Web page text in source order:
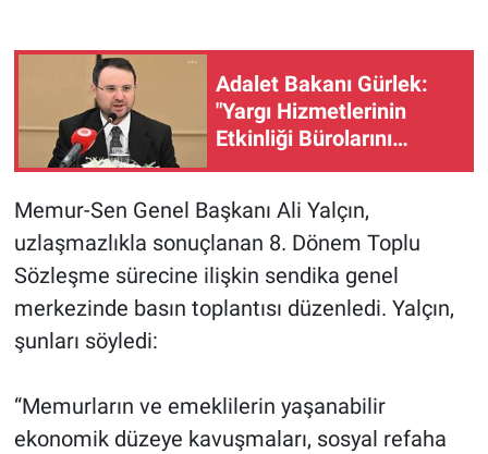
Adalet Bakanı Gürlek:
"Yargı Hizmetlerinin
Etkinliği Bürolarını
Memur-Sen Genel Başkanı Ali Yalçın,
uzlaşmazlıkla sonuçlanan 8. Dönem Toplu
Sözleşme sürecine ilişkin sendika genel
merkezinde basın toplantısı düzenledi. Yalçın,
şunları söyledi:
“Memurların ve emeklilerin yaşanabilir
ekonomik düzeye kavuşmaları, sosyal refaha
Günün görüntüsü
Haber
İlan
Kimdir
Koronavirüs
Kültür Sanat
Nedir